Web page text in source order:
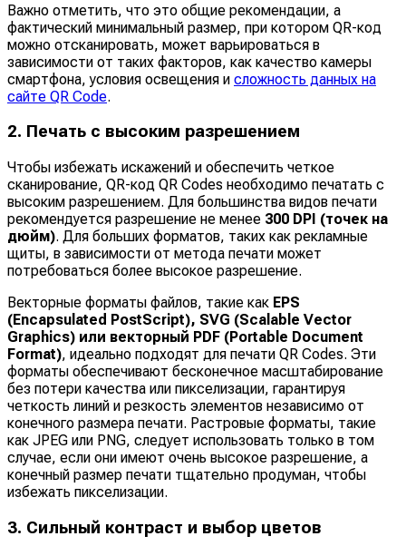
Важно отметить, что это общие рекомендации, а
фактический минимальный размер, при котором QR-код
можно отсканировать, может варьироваться в
зависимости от таких факторов, как качество камеры
смартфона, условия освещения и сложность данных на
сайте QR Code.
2. Печать с высоким разрешением
Чтобы избежать искажений и обеспечить четкое
сканирование, QR-код QR Codes необходимо печатать с
высоким разрешением. Для большинства видов печати
рекомендуется разрешение не менее 300 DPI (точек на
дюйм). Для больших форматов, таких как рекламные
щиты, в зависимости от метода печати может
потребоваться более высокое разрешение.
Векторные форматы файлов, такие как EPS
(Encapsulated PostScript), SVG (Scalable Vector
Graphics) или векторный PDF (Portable Document
Format), идеально подходят для печати QR Codes. Эти
форматы обеспечивают бесконечное масштабирование
без потери качества или пикселизации, гарантируя
четкость линий и резкость элементов независимо от
конечного размера печати. Растровые форматы, такие
как JPEG или PNG, следует использовать только в том
случае, если они имеют очень высокое разрешение, а
конечный размер печати тщательно продуман, чтобы
избежать пикселизации.
3. Сильный контраст и выбор цветов